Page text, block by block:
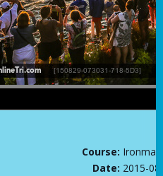
Course: Ironman
Date: 2015-